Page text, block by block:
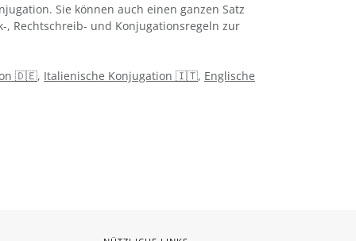
Sie können auch einen ganzen Satz
, Rechtschreib- und Konjugationsregeln zur
🇩🇪, Italienische Konjugation 🇮🇹, Englische